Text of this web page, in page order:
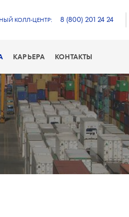
КОЛЛ-ЦЕНТР: 8 (800) 201 24 24
КАРЬЕРА КОНТАКТЫ